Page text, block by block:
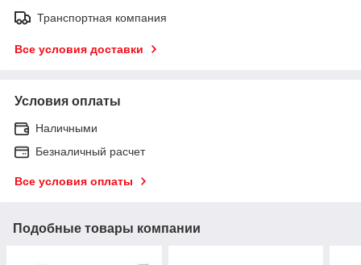
Транспортная компания
Все условия доставки
Условия оплаты
Наличными
Безналичный расчет
Все условия оплаты
Подобные товары компании